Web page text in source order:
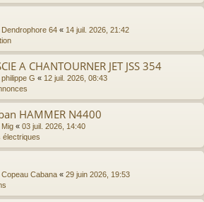
Dendrophore 64 « 14 juil. 2026, 21:42
A CHANTOURNER JET JSS 354
philippe G « 12 juil. 2026, 08:43
HAMMER N4400
Mig « 03 juil. 2026, 14:40
électriques
Copeau Cabana « 29 juin 2026, 19:53